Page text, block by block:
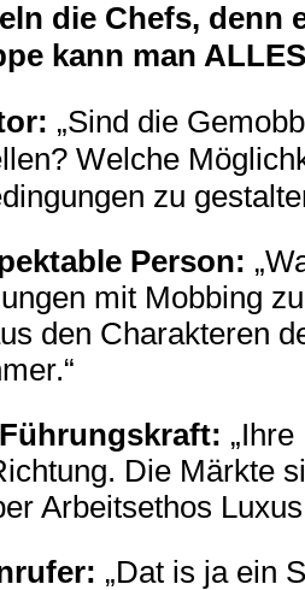
die Chefs, denn
kann man
„Sind die
Welche
zu
Person:
mit Mobbing
den Charakteren
Die Märkte
Arbeitsethos
„Dat is ja ein